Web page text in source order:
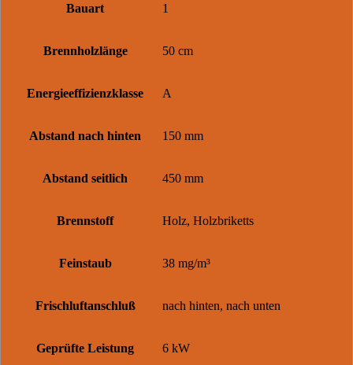
Bauart 1
Brennholzlänge 50 cm
Energieeffizienzklasse A
Abstand nach hinten 150 mm
Abstand seitlich 450 mm
Brennstoff Holz, Holzbriketts
Feinstaub 38 mg/m³
Frischluftanschluß nach hinten, nach unten
Geprüfte Leistung 6 kW